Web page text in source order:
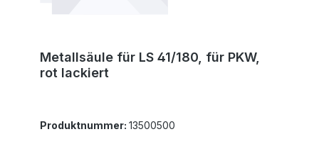
Metallsäule für LS 41/180, für PKW,
rot lackiert
Produktnummer: 13500500